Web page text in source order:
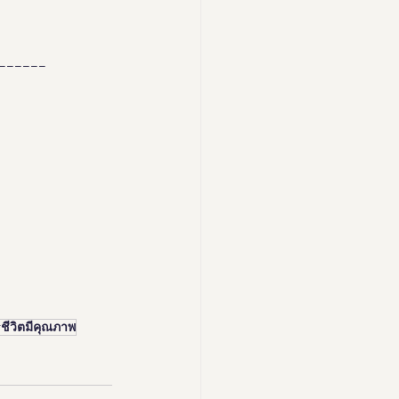
วิตมีคุณภาพ